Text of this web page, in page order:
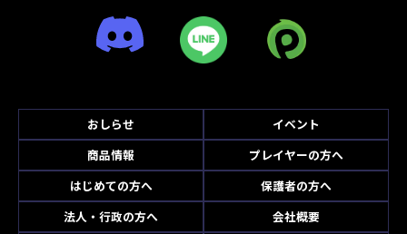
おしらせ
イベント
商品情報
プレイヤーの方へ
はじめての方へ
保護者の方へ
法人・行政の方へ
会社概要